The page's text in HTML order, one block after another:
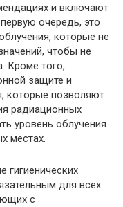
и включают
очередь, это
которые не
чтобы не
Кроме того,
защите и
которые позволяют
радиационных
уровень облучения
местах.
гигиенических
для всех
с